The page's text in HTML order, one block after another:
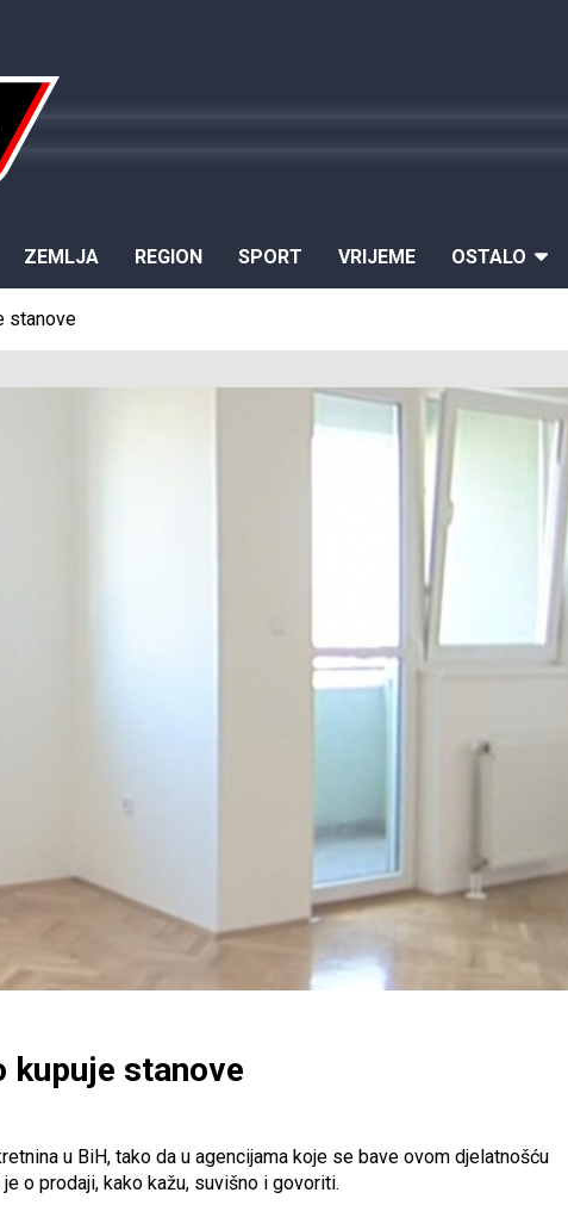
ZEMLJA REGION SPORT VRIJEME OSTALO
stanove
kupuje stanove
u BiH, tako da u agencijama koje se bave ovom djelatnošću
o prodaji, kako kažu, suvišno i govoriti.